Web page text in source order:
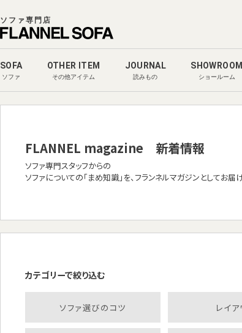
ソファ専門店
SOFA
ソファ
OTHER ITEM
その他アイテム
JOURNAL
読みもの
SHOWROOM
ショールーム
FLANNEL magazine 新着情報
ソファ専門スタッフからの
ソファについての「まめ知識」を、フランネルマガジンとしてお届け
カテゴリーで絞り込む
ソファ選びのコツ レイア